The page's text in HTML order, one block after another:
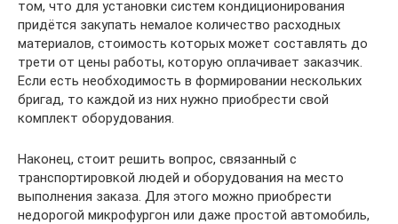
том, что для установки систем кондиционирования
придётся закупать немалое количество расходных
материалов, стоимость которых может составлять до
трети от цены работы, которую оплачивает заказчик.
Если есть необходимость в формировании нескольких
бригад, то каждой из них нужно приобрести свой
комплект оборудования.
Наконец, стоит решить вопрос, связанный с
транспортировкой людей и оборудования на место
выполнения заказа. Для этого можно приобрести
недорогой микрофургон или даже простой автомобиль,